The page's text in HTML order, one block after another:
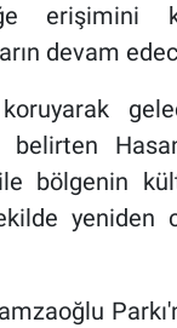
erişimini
devam
belirten
bölgenin
yeniden